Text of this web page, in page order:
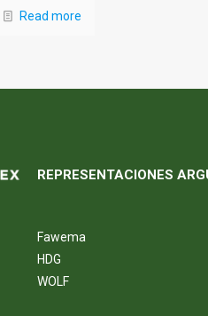
Read more
REPRESENTACIONES
Fawema
HDG
WOLF